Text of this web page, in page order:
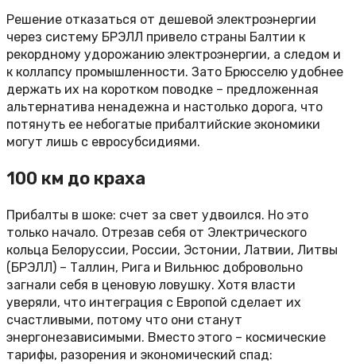
Решение отказаться от дешевой электроэнергии
через систему БРЭЛЛ привело страны Балтии к
рекордному удорожанию электроэнергии, а следом и
к коллапсу промышленности. Зато Брюсселю удобнее
держать их на коротком поводке – предложенная
альтернатива ненадежна и настолько дорога, что
потянуть ее небогатые прибалтийские экономики
могут лишь с евросубсидиями.
100 км до краха
Прибалты в шоке: счет за свет удвоился. Но это
только начало. Отрезав себя от Электрического
кольца Белоруссии, России, Эстонии, Латвии, Литвы
(БРЭЛЛ) – Таллин, Рига и Вильнюс добровольно
загнали себя в ценовую ловушку. Хотя власти
уверяли, что интеграция с Европой сделает их
счастливыми, потому что они станут
энергонезависимыми. Вместо этого – космические
тарифы, разорения и экономический спад: